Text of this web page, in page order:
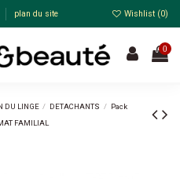
plan du site Wishlist (0)
0
DU LINGE DETACHANTS
Pack
FAMILIAL